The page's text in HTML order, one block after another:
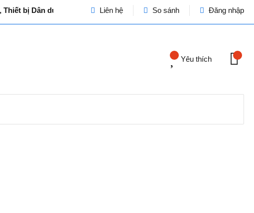
bị Dân dụng và Công nghiệp - Cơ quan chủ quản: VINASEEN MIỀN
Liên hệ So sánh Đăng nhập
Yêu thích